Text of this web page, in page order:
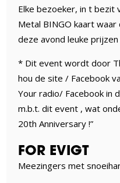
Elke bezoeker, in t bezit
Metal BINGO kaart waar
deze avond leuke
* Dit event wordt door
hou de site / Facebook
Your radio/ Facebook in
m.b.t. dit event , wat
20th Anniversary !”
FOR EVIGT
Meezingers met